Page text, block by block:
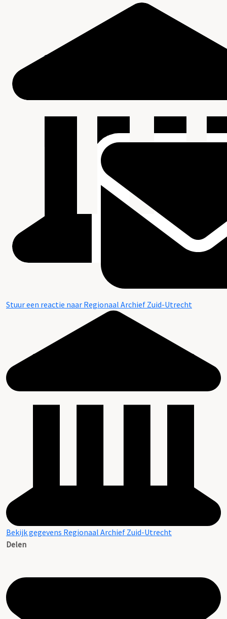
Stuur een reactie naar Regionaal Archief Zuid-Utrecht
Bekijk gegevens Regionaal Archief Zuid-Utrecht
Delen